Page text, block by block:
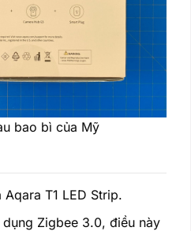
bao bì của Mỹ
T1 LED Strip.
Zigbee 3.0, điều này